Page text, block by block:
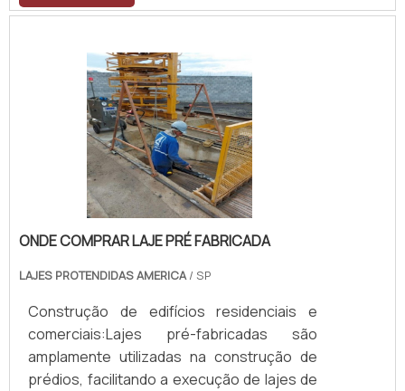
ONDE COMPRAR LAJE PRÉ FABRICADA
LAJES PROTENDIDAS AMERICA/ SP
Construção de edifícios residenciais e
comerciais:Lajes pré-fabricadas são
amplamente utilizadas na construção de
prédios, facilitando a execução de lajes de